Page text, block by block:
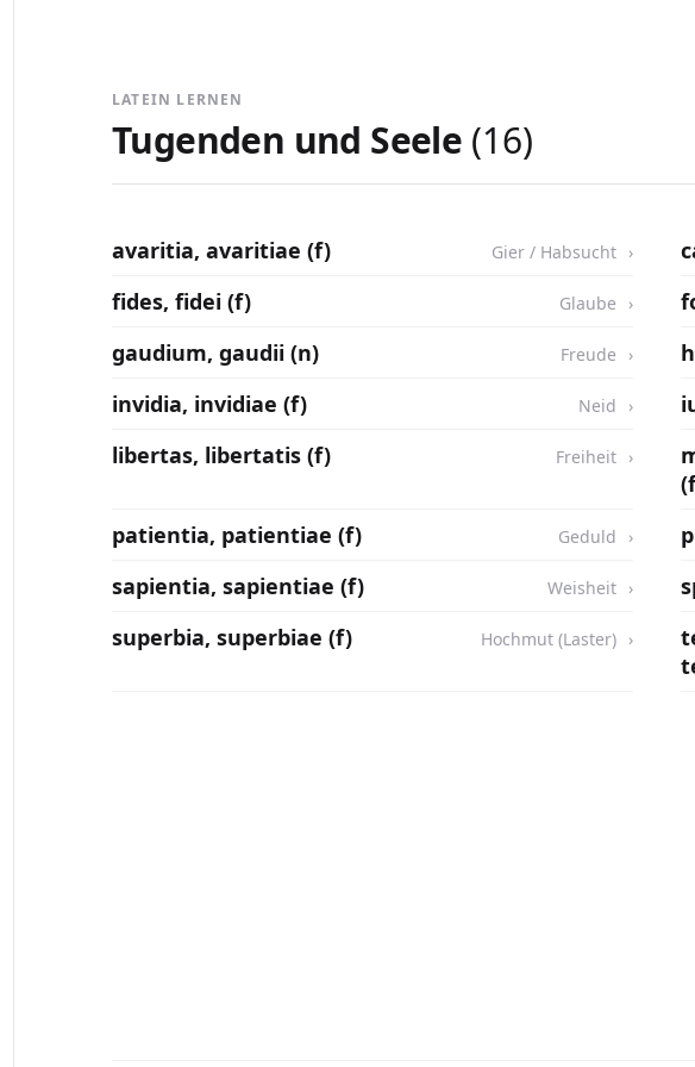
LATEIN LERNEN
Tugenden und Seele (16)
avaritia, avaritiae (f) Gier / Habsucht
fides, fidei (f) Glaube
gaudium, gaudii (n) Freude
invidia, invidiae (f) Neid
libertas, libertatis (f) Freiheit
patientia, patientiae (f) Geduld
sapientia, sapientiae (f) Weisheit
superbia, superbiae (f) Hochmut (Laster)